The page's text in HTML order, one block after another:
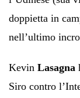
doppietta in
nell’ultimo
Kevin Lasagna
Siro contro